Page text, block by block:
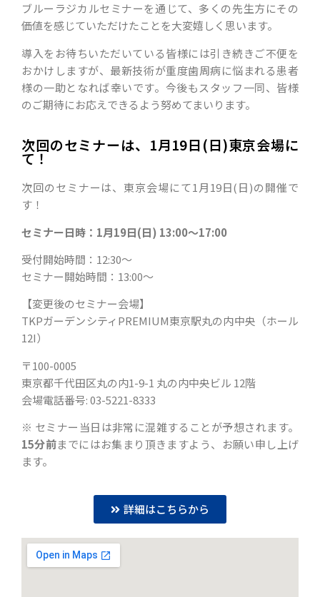
ブルーラジカルセミナーを通じて、多くの先生方にその
価値を感じていただけたことを大変嬉しく思います。
導入をお待ちいただいている皆様には引き続きご不便を
おかけしますが、最新技術が重度歯周病に悩まれる患者
様の一助となれば幸いです。今後もスタッフ一同、皆様
のご期待にお応えできるよう努めてまいります。
次回のセミナーは、1月19日(日)東京会場に
て！
次回のセミナーは、東京会場にて1月19日(日)の開催で
す！
セミナー日時：1月19日(日) 13:00〜17:00
受付開始時間：12:30〜
セミナー開始時間：13:00〜
【変更後のセミナー会場】
TKPガーデンシティPREMIUM東京駅丸の内中央（ホール
12I）
〒100-0005
東京都千代田区丸の内1-9-1 丸の内中央ビル 12階
会場電話番号: 03-5221-8333
※ セミナー当日は非常に混雑することが予想されます。
15分前までにはお集まり頂きますよう、お願い申し上げ
ます。
詳細はこちらから